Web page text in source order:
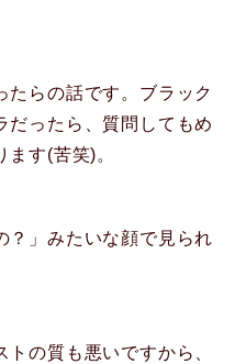
たらの話です。ブラック
だったら、質問してもめ
す(苦笑)。
？」みたいな顔で見られ
の質も悪いですから、